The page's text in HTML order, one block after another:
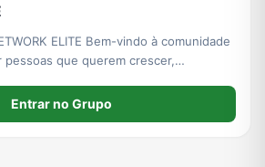
vindo à comunidade
pessoas que querem crescer,
Entrar no Grupo